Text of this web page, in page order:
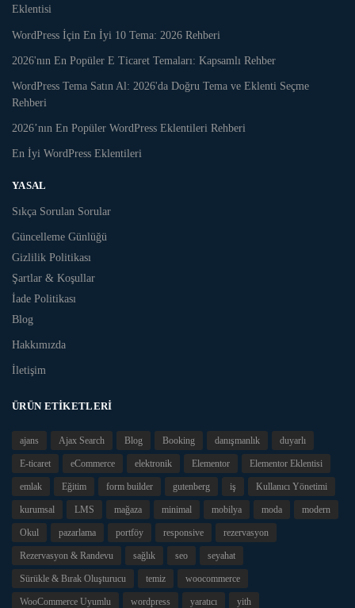
Eklentisi
WordPress İçin En İyi 10 Tema: 2026 Rehberi
2026'nın En Popüler E Ticaret Temaları: Kapsamlı Rehber
WordPress Tema Satın Al: 2026'da Doğru Tema ve Eklenti Seçme
Rehberi
2026’nın En Popüler WordPress Eklentileri Rehberi
En İyi WordPress Eklentileri
YASAL
Sıkça Sorulan Sorular
Güncelleme Günlüğü
Gizlilik Politikası
Şartlar & Koşullar
İade Politikası
Blog
Hakkımızda
İletişim
ÜRÜN ETIKETLERI
ajans Ajax Search Blog Booking danışmanlık duyarlı
E-ticaret eCommerce elektronik Elementor Elementor Eklentisi
emlak Eğitim form builder gutenberg iş Kullanıcı Yönetimi
kurumsal LMS mağaza minimal mobilya moda modern
Okul pazarlama portföy responsive rezervasyon
Rezervasyon & Randevu sağlık seo seyahat
Sürükle & Bırak Oluşturucu temiz woocommerce
WooCommerce Uyumlu wordpress yaratıcı yith